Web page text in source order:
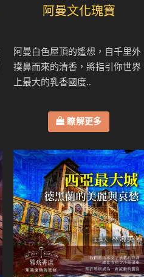
阿曼文化瑰寶
阿曼白色屋頂的遙想，自千里外
撲鼻而來的清香，將指引你世界
上最大的乳香國度..
瞭解更多